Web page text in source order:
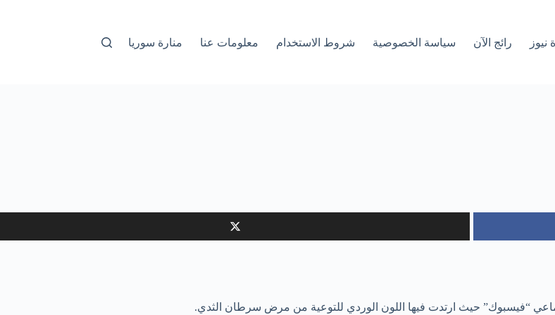
نيوز رائج الآن سياسة الخصوصية شروط الاستخدام معلومات عنا منارة سوريا
“فيسبوك” حيث ارتدت فيها اللون الوردي للتوعية من مرض سرطان الثدي.